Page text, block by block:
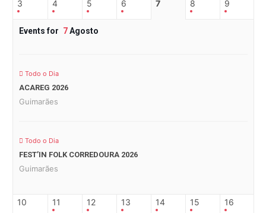
3 4 5 6 7 8 9
Events for 7Agosto
Todo o Dia
ACAREG 2026
Guimarães
Todo o Dia
FEST’IN FOLK CORREDOURA 2026
Guimarães
10 11 12 13 14 15 16